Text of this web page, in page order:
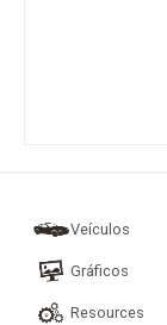
Veículos
Gráficos
Resources